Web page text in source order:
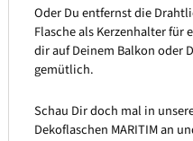
Oder Du entfernst die
Flasche als Kerzenhalter für
dir auf Deinem Balkon oder
gemütlich.
Schau Dir doch mal in
Dekoflaschen MARITIM an